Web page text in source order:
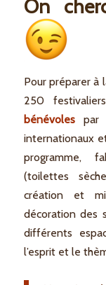
On
Pour préparer à
250
bénévolespar
internationaux
programme,
(toilettes
création et
décoration des
différents
l’esprit et le